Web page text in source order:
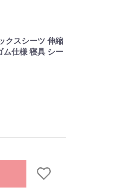
クスシーツ 伸縮
ム仕様 寝具 シー